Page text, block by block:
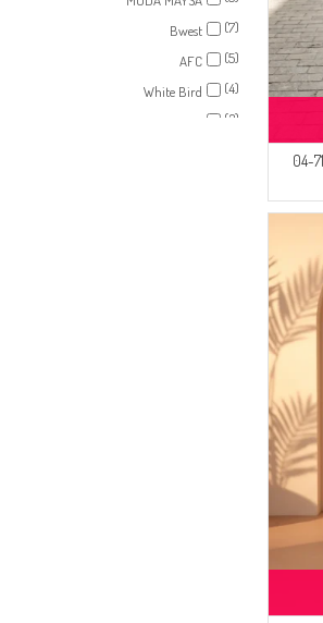
Bwest
(7)
AFC
(5)
White Bird
(4)
(3)
سترة مخططة 71296-04